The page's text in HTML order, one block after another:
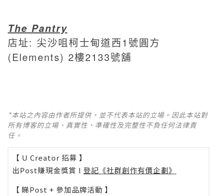
The Pantry
店址: 尖沙咀柯士甸道西1號圓方
(Elements) 2樓2133號舖
*本站之內容由作者所提供，並不代表本站的立場。因此本站對
所有博客的立場、真實性、準確性及完整性不負任何法律責
任。
【 U Creator 招募 】
出Post賺現金獎賞 l 登記《社群創作有價企劃》
【 睇Post + 參加品牌活動 】